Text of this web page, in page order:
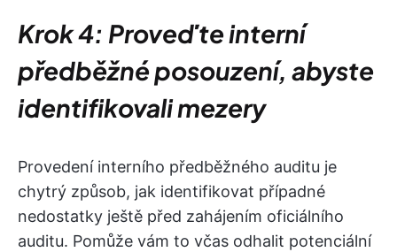
Krok 4: Proveďte interní
předběžné posouzení, abyste
identifikovali mezery
Provedení interního předběžného auditu je
chytrý způsob, jak identifikovat případné
nedostatky ještě před zahájením oficiálního
auditu. Pomůže vám to včas odhalit potenciální